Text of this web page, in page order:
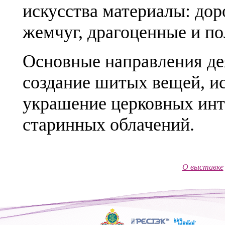
искусства материалы:
жемчуг, драгоценные и
Основные направления
создание шитых вещей,
украшение церковных
старинных облачений.
О выставке